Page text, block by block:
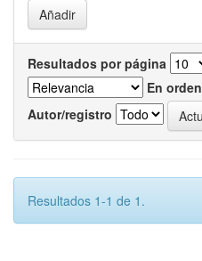
Resultados por página
En orden
Autor/registro
Resultados 1-1 de 1.